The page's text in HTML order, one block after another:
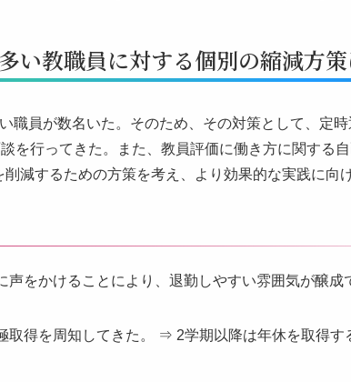
い教職員に対する個別の縮減方
職員が数名いた。そのため、その対策として、定時
を行ってきた。また、教員評価に働き方に関する
減するための方策を考え、より効果的な実践に向
声をかけることにより、退勤しやすい雰囲気が醸成
取得を周知してきた。 ⇒ 2学期以降は年休を取得す